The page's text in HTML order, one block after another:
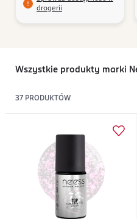
drogerii
Wszystkie produkty marki
37 PRODUKTÓW